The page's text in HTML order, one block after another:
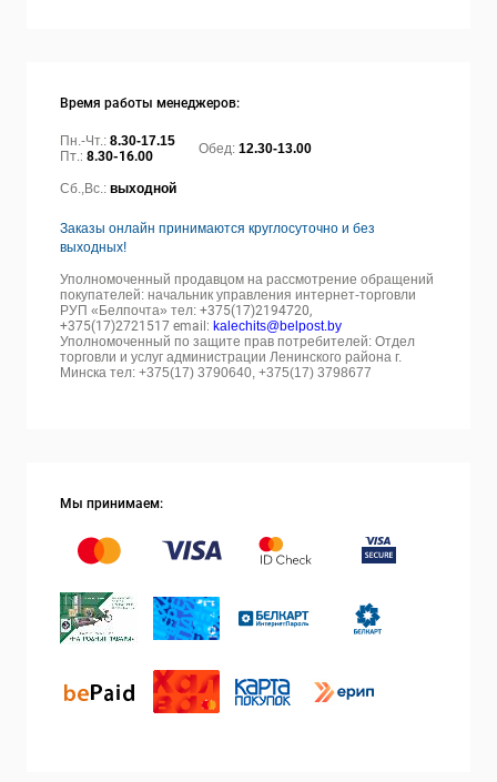
Время работы менеджеров:
Пн.-Чт.: 8.30-17.15
Пт.: 8.30-16.00 Обед: 12.30-13.00
Сб.,Вс.: выходной
Заказы онлайн принимаются круглосуточно и без
выходных!
Уполномоченный продавцом на рассмотрение обращений
покупателей: начальник управления интернет-торговли
РУП «Белпочта» тел: +375(17)2194720,
+375(17)2721517 email: kalechits@belpost.by
Уполномоченный по защите прав потребителей: Отдел
торговли и услуг администрации Ленинского района г.
Минска тел: +375(17) 3790640, +375(17) 3798677
Мы принимаем: